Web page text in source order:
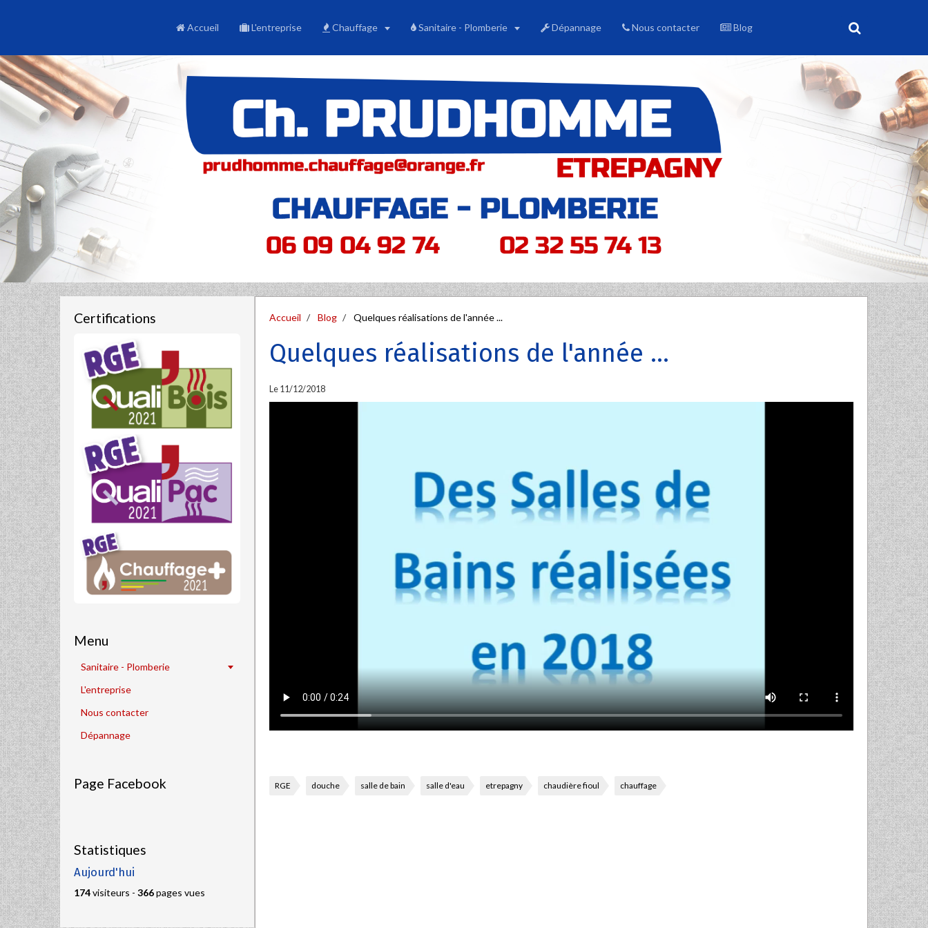
Accueil L'entreprise Chauffage Sanitaire - Plomberie Dépannage Nous contacter Blog
Accueil Blog Quelques réalisations de l'année ...
Quelques réalisations de l'année ...
Le 11/12/2018
RGE douche salle de bain salle d'eau etrepagny chaudière fioul chauffage
Certifications
Menu
Sanitaire - Plomberie
L'entreprise
Nous contacter
Dépannage
Page Facebook
Statistiques
Aujourd'hui
174visiteurs - 366pages vues